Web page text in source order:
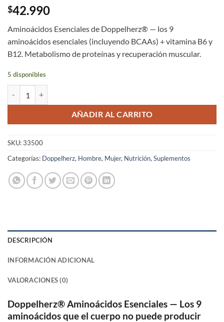
$42.990
Aminoácidos Esenciales de Doppelherz® — los 9
aminoácidos esenciales (incluyendo BCAAs) + vitamina B6 y
B12. Metabolismo de proteínas y recuperación muscular.
5 disponibles
AÑADIR AL CARRITO
SKU:33500
Categorías: Doppelherz, Hombre, Mujer, Nutrición, Suplementos
DESCRIPCIÓN
INFORMACIÓN ADICIONAL
VALORACIONES (0)
Doppelherz® Aminoácidos Esenciales — Los 9
aminoácidos que el cuerpo no puede producir